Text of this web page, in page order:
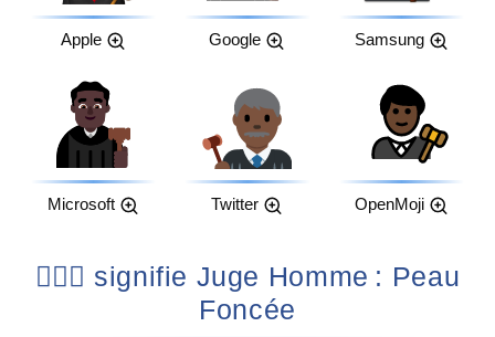
Apple Google Samsung
Microsoft Twitter OpenMoji
👨🏿‍⚖️ signifie Juge Homme : Peau
Foncée